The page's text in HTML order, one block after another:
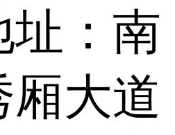
址：南
厢大道